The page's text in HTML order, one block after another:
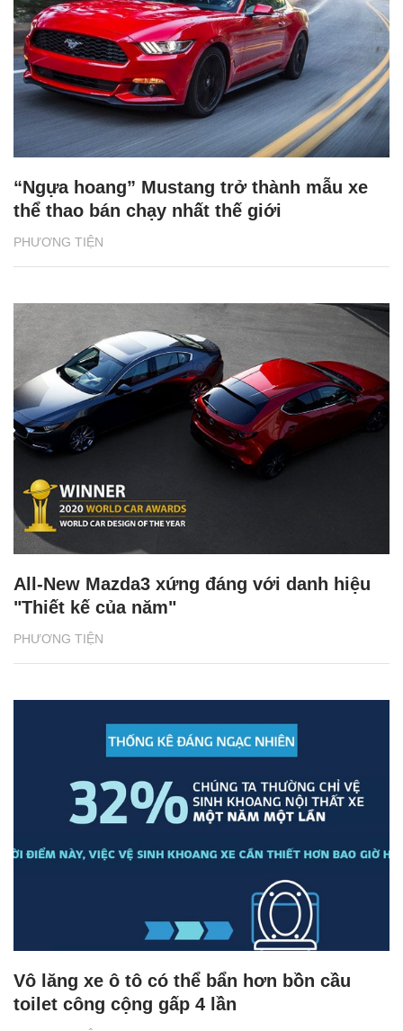
PHƯƠNG TIỆN
“Ngựa hoang” Mustang trở thành mẫu xe
thể thao bán chạy nhất thế giới
PHƯƠNG TIỆN
All-New Mazda3 xứng đáng với danh hiệu
"Thiết kế của năm"
Vô lăng xe ô tô có thể bẩn hơn bồn cầu
toilet công cộng gấp 4 lần